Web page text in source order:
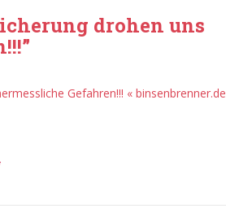
drohen uns
”
Gefahren!!! « binsenbrenner.de